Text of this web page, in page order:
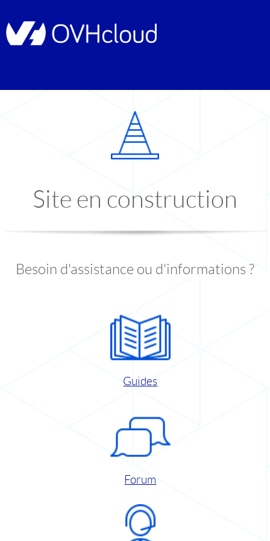
Site en construction
Besoin d'assistance ou d'informations ?
Guides
Forum